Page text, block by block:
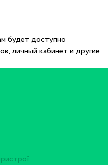
будет доступно
личный кабинет и другие